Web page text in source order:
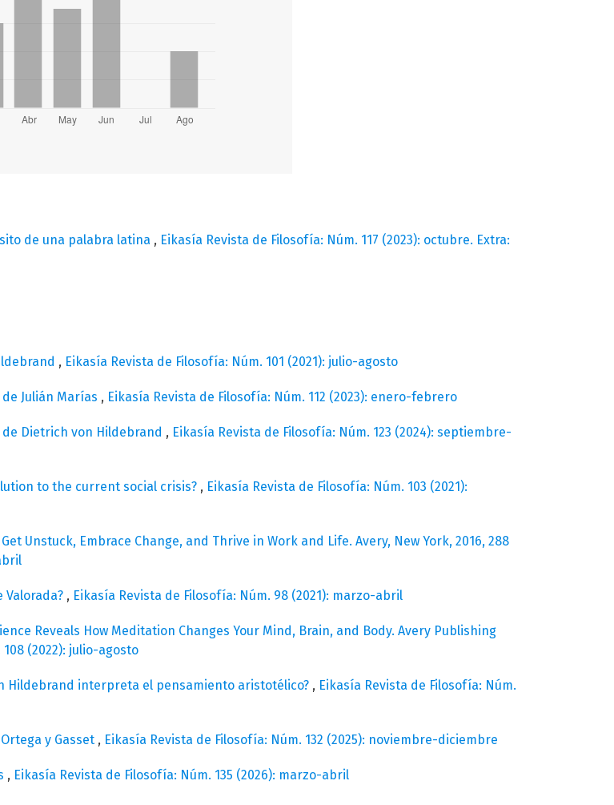
de una palabra latina , Eikasía Revista de Filosofía: Núm. 117 (2023): octubre. Extra:
, Eikasía Revista de Filosofía: Núm. 101 (2021): julio-agosto
Julián Marías , Eikasía Revista de Filosofía: Núm. 112 (2023): enero-febrero
Dietrich von Hildebrand , Eikasía Revista de Filosofía: Núm. 123 (2024): septiembre-
to the current social crisis? , Eikasía Revista de Filosofía: Núm. 103 (2021):
Unstuck, Embrace Change, and Thrive in Work and Life. Avery, New York, 2016, 288
Valorada? , Eikasía Revista de Filosofía: Núm. 98 (2021): marzo-abril
Reveals How Meditation Changes Your Mind, Brain, and Body. Avery Publishing
(2022): julio-agosto
Hildebrand interpreta el pensamiento aristotélico? , Eikasía Revista de Filosofía: Núm.
y Gasset , Eikasía Revista de Filosofía: Núm. 132 (2025): noviembre-diciembre
, Eikasía Revista de Filosofía: Núm. 135 (2026): marzo-abril